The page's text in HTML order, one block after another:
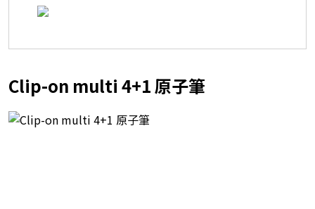
Clip-on multi 4+1 原子筆